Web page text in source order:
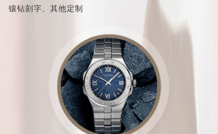
镶钻刻字、 其他定制